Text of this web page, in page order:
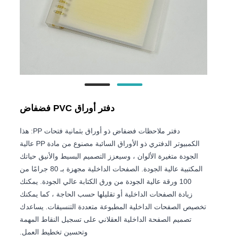
دفتر أوراق PVC فضفاض
دفتر ملاحظات فضفاض ذو أوراق بثمانية فتحات PP: هذا
الكمبيوتر الدفتري ذو الأوراق السائبة مصنوع من مادة PP عالية
الجودة متغيرة الألوان ، وسيعزز التصميم البسيط والأنيق حياتك
المكتبية عالية الجودة. الصفحات الداخلية مجهزة بـ 80 جرامًا من
100 ورقة عالية الجودة من ورق الكتابة عالي الجودة. يمكنك
زيادة الصفحات الداخلية أو تقليلها حسب الحاجة ، كما يمكنك
تخصيص الصفحات الداخلية المطبوعة متعددة التنسيقات. يساعدك
تصميم الصفحة الداخلية العقلاني على تسجيل النقاط المهمة
وتحسين تخطيط العمل.